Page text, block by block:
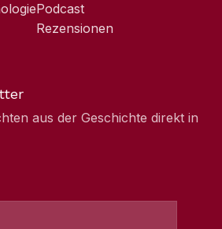
Podcast
Rezensionen
aus der Geschichte direkt in